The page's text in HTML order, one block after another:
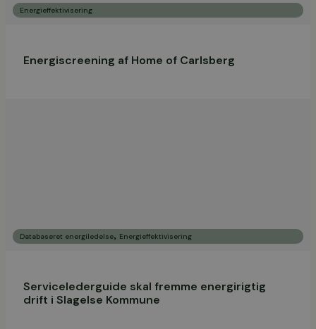
Energieffektivisering
Energiscreening af Home of Carlsberg
Databaseret energiledelse, Energieffektivisering
Servicelederguide skal fremme energirigtig
drift i Slagelse Kommune